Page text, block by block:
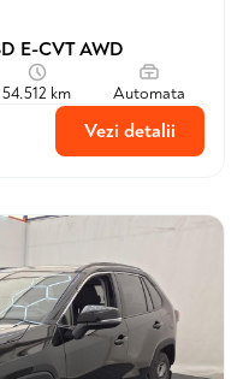
E-CVT AWD
54.512 km Automata
Vezi detalii